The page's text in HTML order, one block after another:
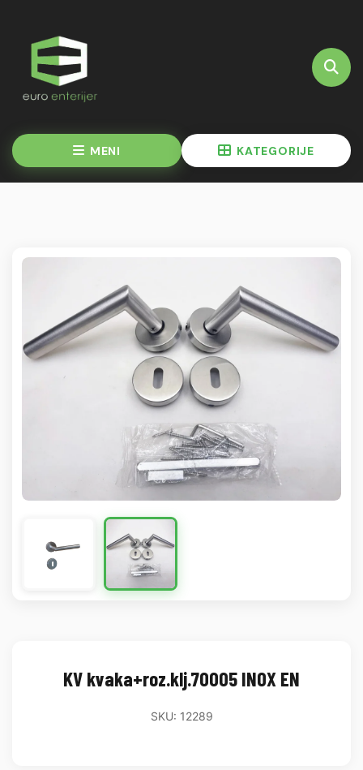
MENI KATEGORIJE
KV kvaka+roz.klj.70005 INOX EN
SKU: 12289